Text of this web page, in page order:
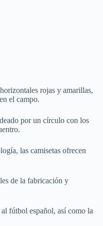
rojas y amarillas,
el campo.
por un círculo con los
las camisetas ofrecen
de la fabricación y
fútbol español, así como la